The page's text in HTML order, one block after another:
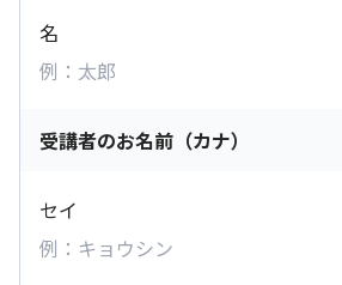
名
受講者のお名前（カナ）
セイ